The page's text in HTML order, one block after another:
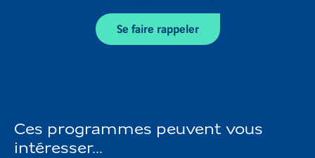
Se faire rappeler
Ces programmes peuvent vous
intéresser...